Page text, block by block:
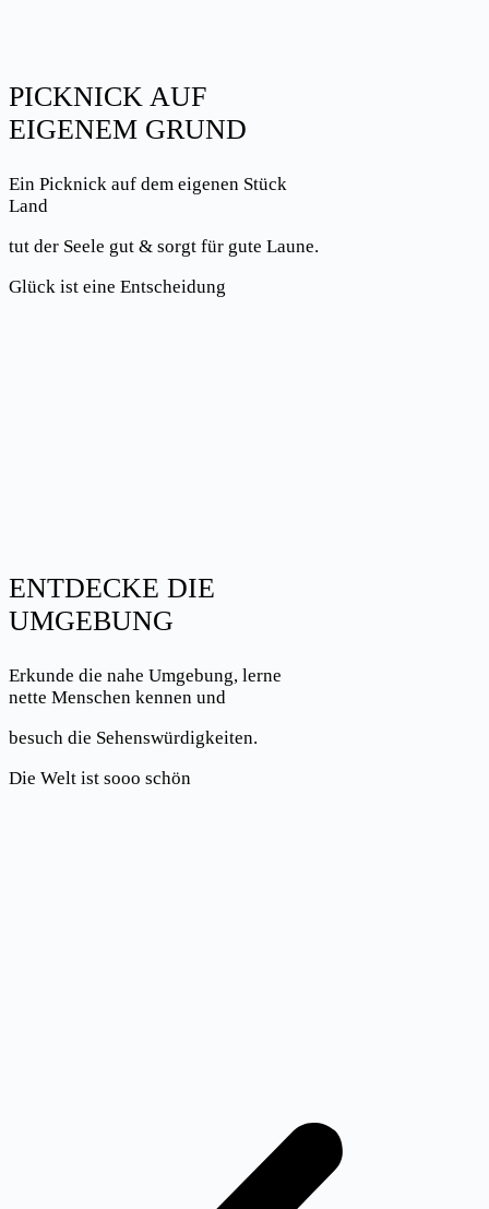
PICKNICK AUF
EIGENEM GRUND
Ein Picknick auf dem eigenen Stück
Land
tut der Seele gut & sorgt für gute Laune.
Glück ist eine Entscheidung
ENTDECKE DIE
UMGEBUNG
Erkunde die nahe Umgebung, lerne
nette Menschen kennen und
besuch die Sehenswürdigkeiten.
Die Welt ist sooo schön